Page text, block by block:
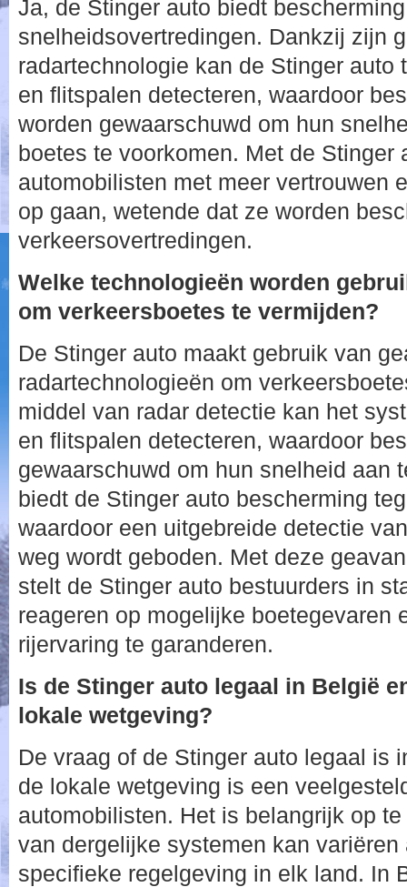
Ja, de Stinger auto biedt
snelheidsovertredingen. Dankzij zijn
radartechnologie kan de Stinger auto
en flitspalen detecteren, waardoor
worden gewaarschuwd om hun
boetes te voorkomen. Met de Stinger
automobilisten met meer vertrouwen
op gaan, wetende dat ze worden
verkeersovertredingen.
Welke technologieën worden
om verkeersboetes te vermijden?
De Stinger auto maakt gebruik van
radartechnologieën om
middel van radar detectie kan het
en flitspalen detecteren, waardoor
gewaarschuwd om hun snelheid aan
biedt de Stinger auto bescherming
waardoor een uitgebreide detectie
weg wordt geboden. Met deze
stelt de Stinger auto bestuurders in
reageren op mogelijke boetegevaren
rijervaring te garanderen.
Is de Stinger auto legaal in België
lokale wetgeving?
De vraag of de Stinger auto legaal is
de lokale wetgeving is een
automobilisten. Het is belangrijk op
van dergelijke systemen kan
specifieke regelgeving in elk land. In